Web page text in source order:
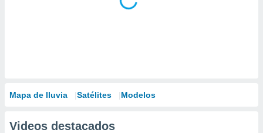
Mapa de lluvia Satélites Modelos
Videos destacados